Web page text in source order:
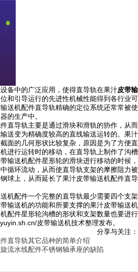
备中的广泛应用，使得直导轨在果汁皮带输
和引导运行的先进性机械性能得到各行业可
送机配件直导轨精确的定位系统还常常被使
的生产中。
直导轨主要是通过滑块和滑轨的协作，从而
送变为精确度较高的直线输送运转的。果汁
面的几何形状比较复杂，原因是为了方便直
进行运转时的移动，在直导轨上制作了沟槽
输送机配件星形轮的滑块进行移动的时候，
循环流动，从而使直导轨支架的摩擦阻力被
球上，从而延长了果汁皮带输送机配件直导
机配件一个完整的直导轨最少需要四个支架
输送机的功能和所要支撑的果汁皮带输送机
配件星形轮沟槽的形状和支架数量也要进行
皮带输送机技术整理发布。
分享与关注：
直导轨其它品种的简单介绍
流水线配件不锈钢轴承座的缺陷